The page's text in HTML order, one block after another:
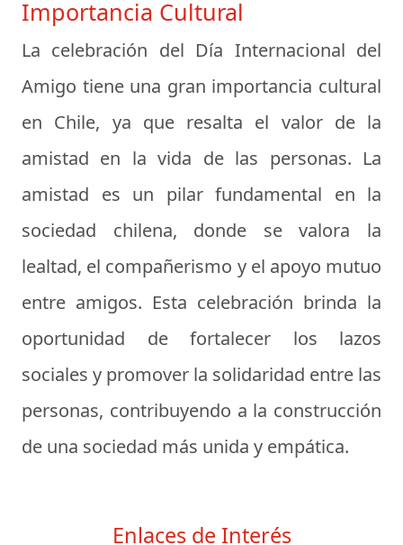
Importancia Cultural
La celebración del Día Internacional del
Amigo tiene una gran importancia cultural
en Chile, ya que resalta el valor de la
amistad en la vida de las personas. La
amistad es un pilar fundamental en la
sociedad chilena, donde se valora la
lealtad, el compañerismo y el apoyo mutuo
entre amigos. Esta celebración brinda la
oportunidad de fortalecer los lazos
sociales y promover la solidaridad entre las
personas, contribuyendo a la construcción
de una sociedad más unida y empática.
Enlaces de Interés